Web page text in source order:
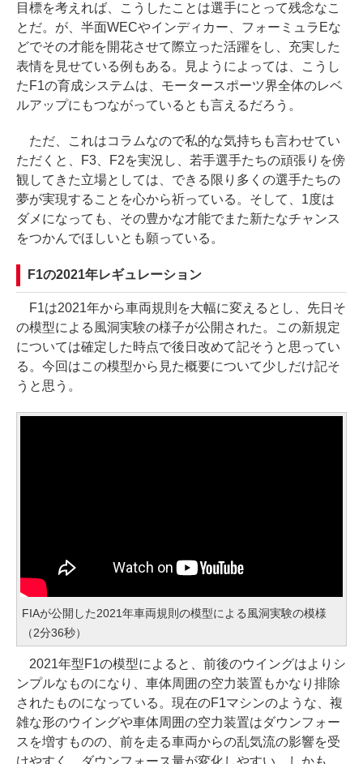
目標を考えれば、こうしたことは選手にとって残念なこ
とだ。が、半面WECやインディカー、フォーミュラEな
どでその才能を開花させて際立った活躍をし、充実した
表情を見せている例もある。見ようによっては、こうし
たF1の育成システムは、モータースポーツ界全体のレベ
ルアップにもつながっているとも言えるだろう。
ただ、これはコラムなので私的な気持ちも言わせてい
ただくと、F3、F2を実況し、若手選手たちの頑張りを傍
観してきた立場としては、できる限り多くの選手たちの
夢が実現することを心から祈っている。そして、1度は
ダメになっても、その豊かな才能でまた新たなチャンス
をつかんでほしいとも願っている。
F1の2021年レギュレーション
F1は2021年から車両規則を大幅に変えるとし、先日そ
の模型による風洞実験の様子が公開された。この新規定
については確定した時点で後日改めて記そうと思ってい
る。今回はこの模型から見た概要について少しだけ記そ
うと思う。
FIAが公開した2021年車両規則の模型による風洞実験の模様
（2分36秒）
2021年型F1の模型によると、前後のウイングはよりシ
ンプルなものになり、車体周囲の空力装置もかなり排除
されたものになっている。現在のF1マシンのような、複
雑な形のウイングや車体周囲の空力装置はダウンフォー
スを増すものの、前を走る車両からの乱気流の影響を受